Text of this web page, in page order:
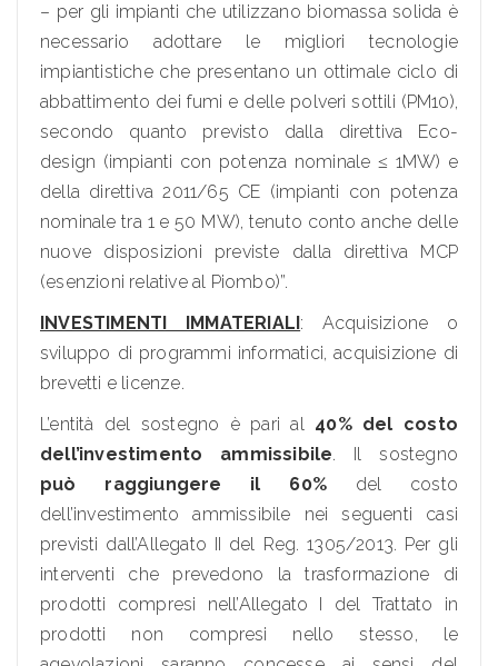
– per gli impianti che utilizzano biomassa solida è
necessario adottare le migliori tecnologie
impiantistiche che presentano un ottimale ciclo di
abbattimento dei fumi e delle polveri sottili (PM10),
secondo quanto previsto dalla direttiva Eco-
design (impianti con potenza nominale ≤ 1MW) e
della direttiva 2011/65 CE (impianti con potenza
nominale tra 1 e 50 MW), tenuto conto anche delle
nuove disposizioni previste dalla direttiva MCP
(esenzioni relative al Piombo)”.
INVESTIMENTI IMMATERIALI : Acquisizione o
sviluppo di programmi informatici, acquisizione di
brevetti e licenze.
L’entità del sostegno è pari al 40% del costo
dell’investimento ammissibile. Il sostegno
può raggiungere il 60%del costo
dell’investimento ammissibile nei seguenti casi
previsti dall’Allegato II del Reg. 1305/2013. Per gli
interventi che prevedono la trasformazione di
prodotti compresi nell’Allegato I del Trattato in
prodotti non compresi nello stesso, le